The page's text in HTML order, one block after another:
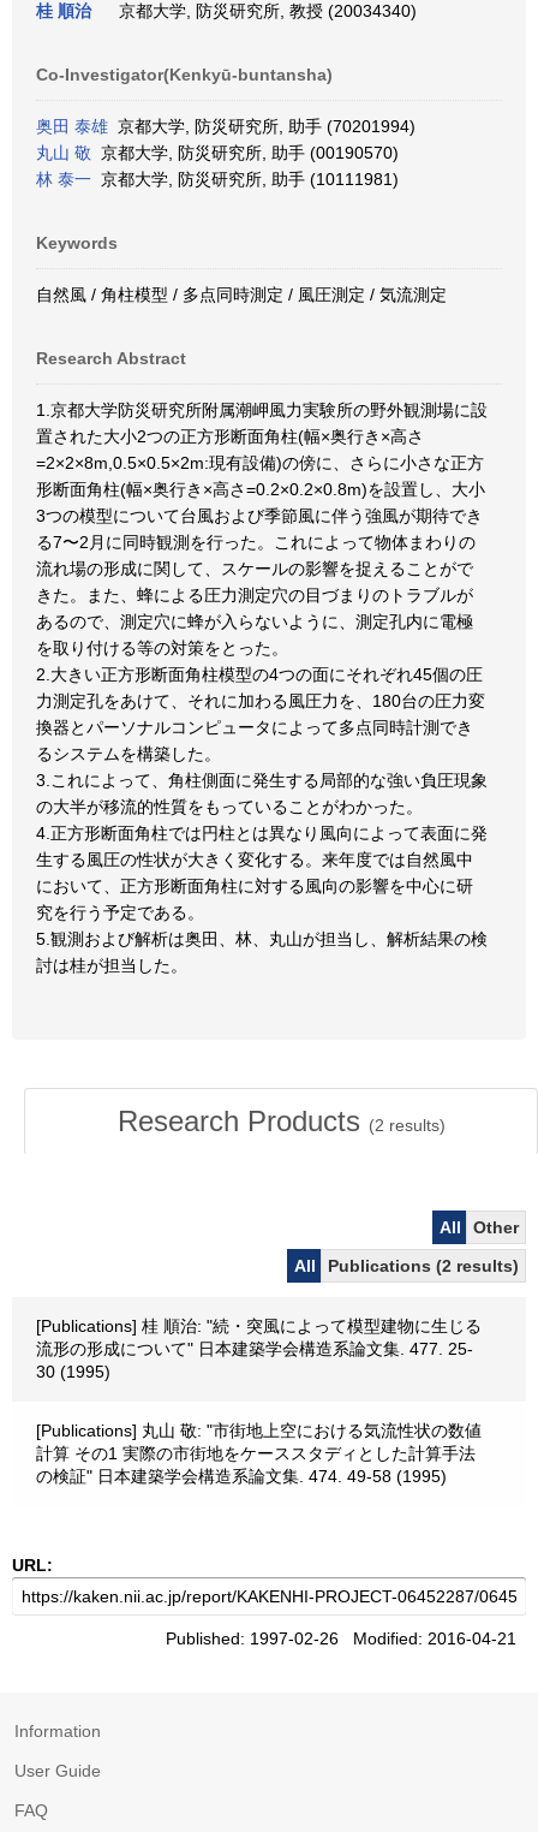
桂 順治 京都大学, 防災研究所, 教授 (20034340)
Co-Investigator(Kenkyū-buntansha)
奥田 泰雄 京都大学, 防災研究所, 助手 (70201994)
丸山 敬 京都大学, 防災研究所, 助手 (00190570)
林 泰一 京都大学, 防災研究所, 助手 (10111981)
Keywords
自然風 / 角柱模型 / 多点同時測定 / 風圧測定 / 気流測定
Research Abstract
1.京都大学防災研究所附属潮岬風力実験所の野外観測場に設
置された大小2つの正方形断面角柱(幅×奥行き×高さ
=2×2×8m,0.5×0.5×2m:現有設備)の傍に、さらに小さな正方
形断面角柱(幅×奥行き×高さ=0.2×0.2×0.8m)を設置し、大小
3つの模型について台風および季節風に伴う強風が期待でき
る7〜2月に同時観測を行った。これによって物体まわりの
流れ場の形成に関して、スケールの影響を捉えることがで
きた。また、蜂による圧力測定穴の目づまりのトラブルが
あるので、測定穴に蜂が入らないように、測定孔内に電極
を取り付ける等の対策をとった。
2.大きい正方形断面角柱模型の4つの面にそれぞれ45個の圧
力測定孔をあけて、それに加わる風圧力を、180台の圧力変
換器とパーソナルコンピュータによって多点同時計測でき
るシステムを構築した。
3.これによって、角柱側面に発生する局部的な強い負圧現象
の大半が移流的性質をもっていることがわかった。
4.正方形断面角柱では円柱とは異なり風向によって表面に発
生する風圧の性状が大きく変化する。来年度では自然風中
において、正方形断面角柱に対する風向の影響を中心に研
究を行う予定である。
5.観測および解析は奥田、林、丸山が担当し、解析結果の検
討は桂が担当した。
Research Products (2 results)
All
Other
All
Publications (2 results)
[Publications] 桂 順治: "続・突風によって模型建物に生じる
流形の形成について" 日本建築学会構造系論文集. 477. 25-
30 (1995)
[Publications] 丸山 敬: "市街地上空における気流性状の数値
計算 その1 実際の市街地をケーススタディとした計算手法
の検証" 日本建築学会構造系論文集. 474. 49-58 (1995)
URL:
Published: 1997-02-26 Modified: 2016-04-21
Information
User Guide
FAQ